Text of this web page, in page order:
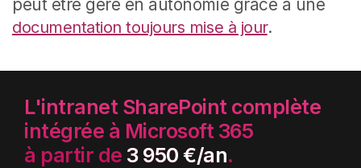
peut être géré en autonomie grâce à une
documentation toujours mise à jour.
L'intranet SharePoint complète
intégrée à Microsoft 365
à partir de 3 950 €/an.